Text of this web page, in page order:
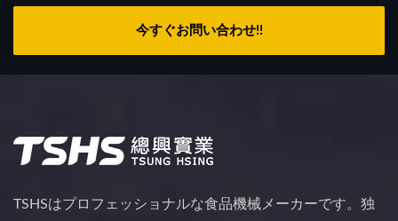
今すぐお問い合わせ!!
TSHSはプロフェッショナルな食品機械メーカーです。独